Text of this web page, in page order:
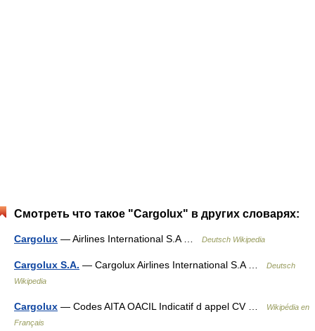
Смотреть что такое "Cargolux" в других словарях:
Cargolux — Airlines International S.A … Deutsch Wikipedia
Cargolux S.A. — Cargolux Airlines International S.A …
Deutsch
Wikipedia
Cargolux — Codes AITA OACIL Indicatif d appel CV …
Wikipédia en
Français